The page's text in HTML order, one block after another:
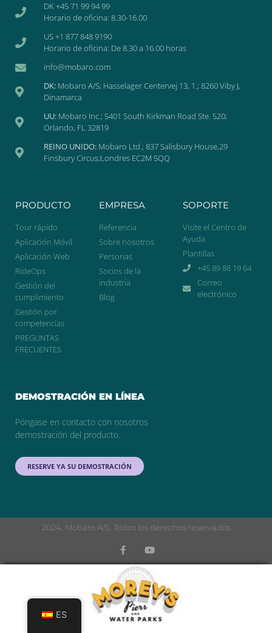
DK +45 71 99 94 99
Horario de oficina: 8.30-16.00
US +1 877 848 9190
Horario de oficina: De 8.30 a 16.00 horas
info@mobaro.com
DK: Mobaro A/S; Hasselager Centervej 13, 1.; 8260 Viby J,
Dinamarca
UU: Mobaro Inc.; 5401 South Kirkman Road Ste. 520;
Orlando, FL 32819
REINO UNIDO: Mobaro Ltd.; 837 Salisbury House,29
Finsbury Circus;Londres EC2M 5QQ
PRODUCTO
Tour rápido
Aplicación Móvil
Aplicación Web
RideOps
Gestión del
cumplimiento
Gestión por
competencias
PREGUNTAS
FRECUENTES
EMPRESA
Referencia
Sobre nosotros
Personas
Socios de la
industria
Blog
SOPORTE
Visite el Centro de
Ayuda
Plantillas
+45 89 88 19 64
Correo
electrónico
DEMOSTRACIÓN EN LÍNEA
Póngase en contacto con nosotros
demostración del producto.
RESERVE YA SU DEMOSTRACIÓN
2024, Mobaro A/S. Todos los derechos reservados
ES